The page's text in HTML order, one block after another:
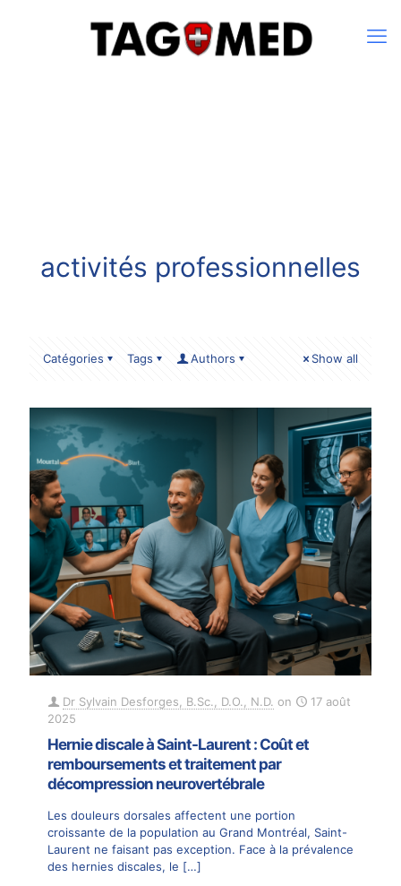
activités professionnelles
Catégories Tags Authors Show all
Dr Sylvain Desforges, B.Sc., D.O., N.D. on
17 août
2025
Hernie discale à Saint-Laurent : Coût et
remboursements et traitement par
décompression neurovertébrale
Les douleurs dorsales affectent une portion
croissante de la population au Grand Montréal, Saint-
Laurent ne faisant pas exception. Face à la prévalence
des hernies discales, le […]